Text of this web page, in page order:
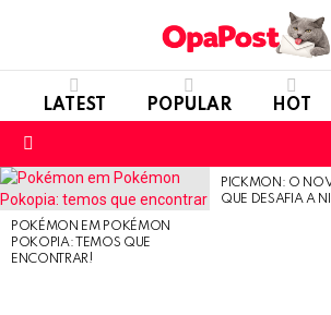
LATEST POPULAR HOT
LATEST
STORIES
POKÉMON EM POKÉMON
POKOPIA: TEMOS QUE
ENCONTRAR!
PICKMON: O
QUE DESAFIA A